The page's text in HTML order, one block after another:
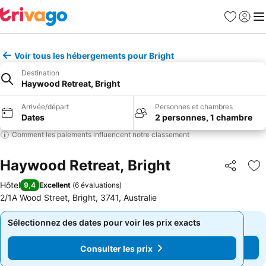
Favoris
Se
Voir tous les hébergements pour Bright
Destination
Haywood Retreat, Bright
Arrivée/départ
Dates
Personnes et chambres
2 personnes, 1 chambre
Comment les paiements influencent notre classement
Haywood Retreat, Bright Partager
Hôtel 9,4 Excellent (6 évaluations)
2/1A Wood Street, Bright, 3741, Australie
Sélectionnez des dates pour voir les prix exacts
Consulter les prix
Sélectionnez des dates pour voir les prix exacts
Consulter les prix